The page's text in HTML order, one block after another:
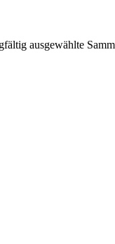
ausgewählte